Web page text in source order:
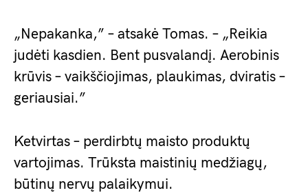
„Nepakanka,” – atsakė Tomas. – „Reikia
judėti kasdien. Bent pusvalandį. Aerobinis
krūvis – vaikščiojimas, plaukimas, dviratis –
geriausiai.”
Ketvirtas – perdirbtų maisto produktų
vartojimas. Trūksta maistinių medžiagų,
būtinų nervų palaikymui.